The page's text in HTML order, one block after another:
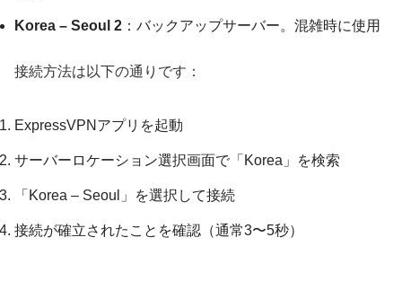
Korea – Seoul 2 ：バックアップサーバー。混雑時に使用
接続方法は以下の通りです：
ExpressVPNアプリを起動
サーバーロケーション選択画面で「Korea」を検索
「Korea – Seoul」を選択して接続
接続が確立されたことを確認（通常3〜5秒）